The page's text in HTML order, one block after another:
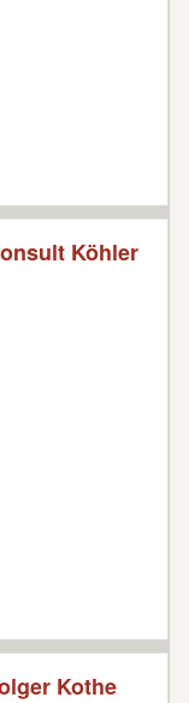
Köhler
Kothe